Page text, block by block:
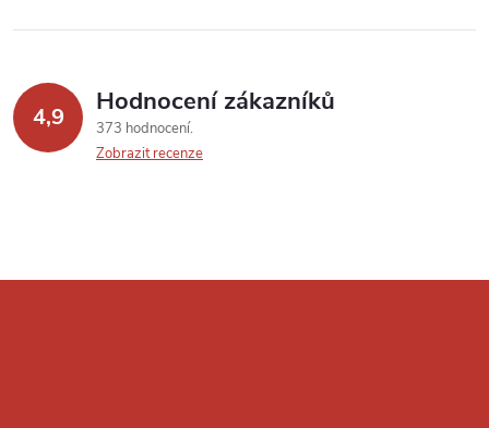
4,9 Hodnocení zákazníků
373 hodnocení
Zobrazit recenze